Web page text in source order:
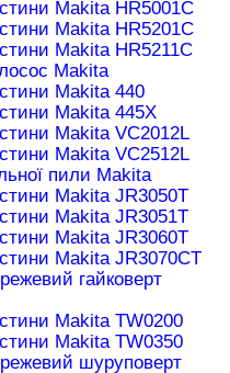
Makita HR5001C
Makita HR5201C
Makita HR5211C
Makita
Makita 440
Makita 445X
Makita VC2012L
Makita VC2512L
пили Makita
Makita JR3050T
Makita JR3051T
Makita JR3060T
Makita JR3070CT
гайковерт
Makita TW0200
Makita TW0350
шуруповерт